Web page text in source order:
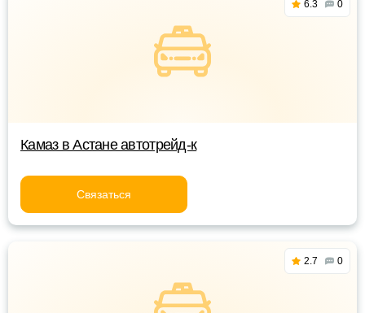
6.3 0
Камаз в Астане автотрейд-к
Связаться
2.7 0